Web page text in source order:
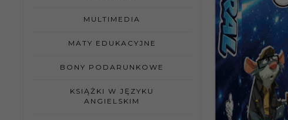
MULTIMEDIA
MATY EDUKACYJNE
BONY PODARUNKOWE
KSIĄŻKI W JĘZYKU
ANGIELSKIM